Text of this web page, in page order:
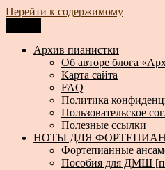
Перейти к содержимому
Архив пианистки
Всё для пианистов: ноты, книги,
Архив пианистки
Об авторе блога
Карта сайта
FAQ
Политика
Пользовательское
Полезные ссылки
НОТЫ ДЛЯ
Фортепианные
Пособия для ДМШ